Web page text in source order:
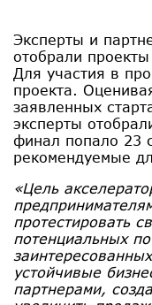
Эксперты и
отобрали
Для участия в
проекта.
заявленных
эксперты
финал попало 23
рекомендуемые
«Цель
протестировать
потенциальных
устойчивые
партнерами,